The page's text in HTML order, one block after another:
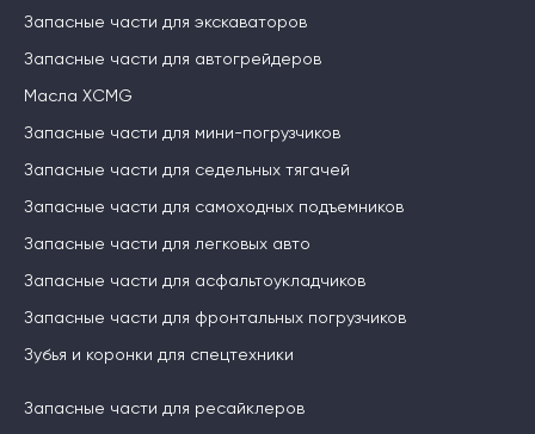
Запасные части для экскаваторов
Запасные части для автогрейдеров
Масла XCMG
Запасные части для мини-погрузчиков
Запасные части для седельных тягачей
Запасные части для самоходных подъемников
Запасные части для легковых авто
Запасные части для асфальтоукладчиков
Запасные части для фронтальных погрузчиков
Зубья и коронки для спецтехники
Запасные части для ресайклеров